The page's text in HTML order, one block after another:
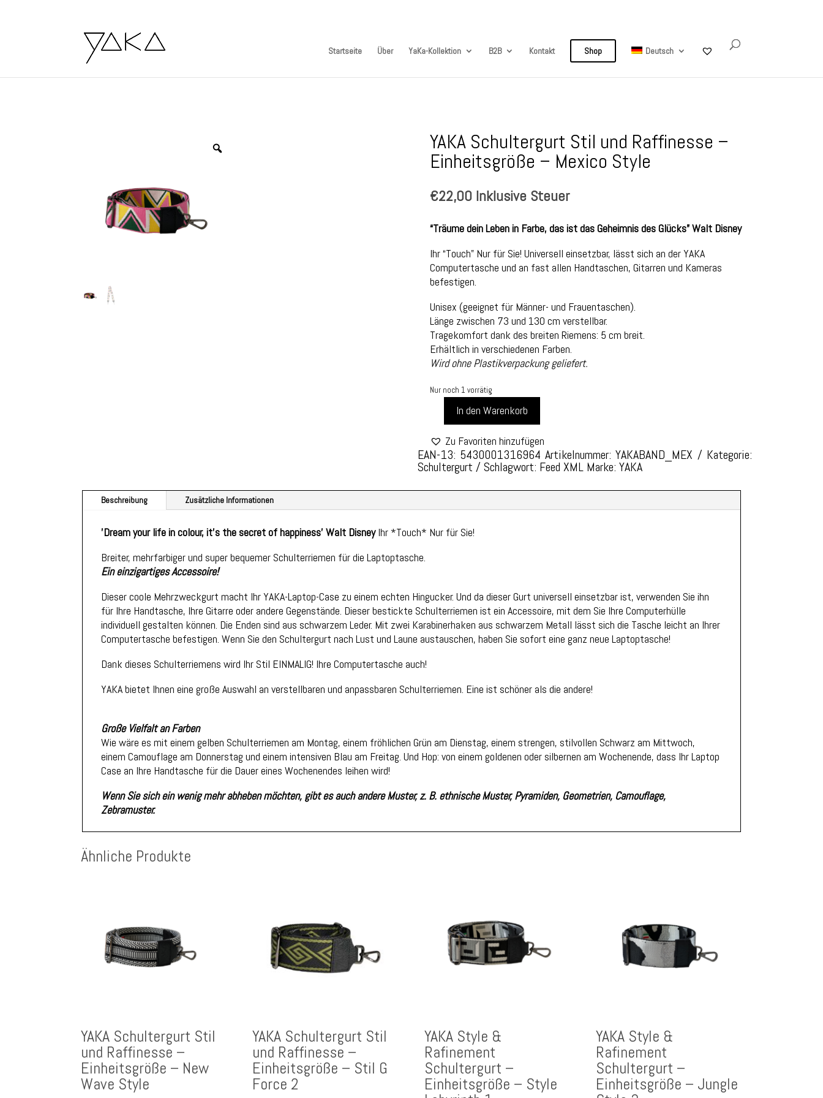
Startseite Über YaKa-Kollektion B2B Kontakt Shop Deutsch
YAKA Schultergurt Stil und Raffinesse –
Einheitsgröße – Mexico Style
€22,00 Inklusive Steuer
“Träume dein Leben in Farbe, das ist das Geheimnis des Glücks” Walt Disney
Ihr “Touch” Nur für Sie! Universell einsetzbar, lässt sich an der YAKA
Computertasche und an fast allen Handtaschen, Gitarren und Kameras
befestigen.
Unisex (geeignet für Männer- und Frauentaschen).
Länge zwischen 73 und 130 cm verstellbar.
Tragekomfort dank des breiten Riemens: 5 cm breit.
Erhältlich in verschiedenen Farben.
Wird ohne Plastikverpackung geliefert.
Nur noch 1 vorrätig
STIL
UND
RAFFINESSE
EXICO S
In den Warenkorb
Zu Favoriten hinzufügen
EAN-13: 5430001316964 Artikelnummer:YAKABAND_MEX Kategorie:
Schultergurt Schlagwort: Feed XML Marke: YAKA
Beschreibung Zusätzliche Informationen
'Dream your life in colour, it's the secret of happiness' Walt DisneyIhr *Touch* Nur für Sie!
Breiter, mehrfarbiger und super bequemer Schulterriemen für die Laptoptasche.
Ein einzigartiges Accessoire!
Dieser coole Mehrzweckgurt macht Ihr YAKA-Laptop-Case zu einem echten Hingucker. Und da dieser Gurt universell einsetzbar ist, verwenden Sie ihn
für Ihre Handtasche, Ihre Gitarre oder andere Gegenstände. Dieser bestickte Schulterriemen ist ein Accessoire, mit dem Sie Ihre Computerhülle
individuell gestalten können. Die Enden sind aus schwarzem Leder. Mit zwei Karabinerhaken aus schwarzem Metall lässt sich die Tasche leicht an Ihrer
Computertasche befestigen. Wenn Sie den Schultergurt nach Lust und Laune austauschen, haben Sie sofort eine ganz neue Laptoptasche!
Dank dieses Schulterriemens wird Ihr Stil EINMALIG! Ihre Computertasche auch!
YAKA bietet Ihnen eine große Auswahl an verstellbaren und anpassbaren Schulterriemen. Eine ist schöner als die andere!
Große Vielfalt an Farben
Wie wäre es mit einem gelben Schulterriemen am Montag, einem fröhlichen Grün am Dienstag, einem strengen, stilvollen Schwarz am Mittwoch,
einem Camouflage am Donnerstag und einem intensiven Blau am Freitag. Und Hop: von einem goldenen oder silbernen am Wochenende, dass Ihr Laptop
Case an Ihre Handtasche für die Dauer eines Wochenendes leihen wird!
Wenn Sie sich ein wenig mehr abheben möchten, gibt es auch andere Muster, z. B. ethnische Muster, Pyramiden, Geometrien, Camouflage,
Zebramuster.
Ähnliche Produkte
YAKA Schultergurt Stil
und Raffinesse –
Einheitsgröße – New
Wave Style
YAKA Schultergurt Stil
und Raffinesse –
Einheitsgröße – Stil G
Force 2
YAKA Style &
Rafinement
Schultergurt –
Einheitsgröße – Style
YAKA Style &
Rafinement
Schultergurt –
Einheitsgröße – Jungle